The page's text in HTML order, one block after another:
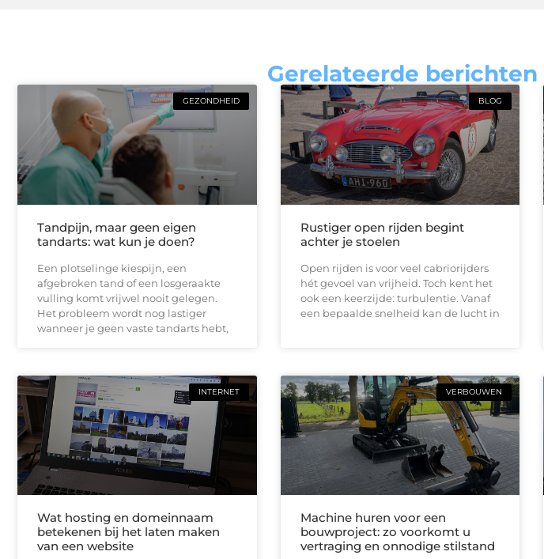
Gerelateerde berichten
GEZONDHEID
Tandpijn, maar geen eigen
tandarts: wat kun je doen?
Een plotselinge kiespijn, een
afgebroken tand of een losgeraakte
vulling komt vrijwel nooit gelegen.
Het probleem wordt nog lastiger
wanneer je geen vaste tandarts hebt,
BLOG
Rustiger open rijden begint
achter je stoelen
Open rijden is voor veel cabriorijders
hét gevoel van vrijheid. Toch kent het
ook een keerzijde: turbulentie. Vanaf
een bepaalde snelheid kan de lucht in
INTERNET
Wat hosting en domeinnaam
betekenen bij het laten maken
van een website
VERBOUWEN
Machine huren voor een
bouwproject: zo voorkomt u
vertraging en onnodige stilstand